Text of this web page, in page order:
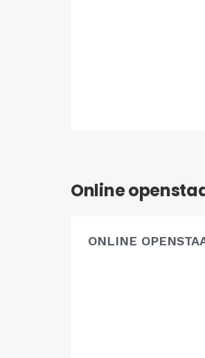
Online
ONLINE